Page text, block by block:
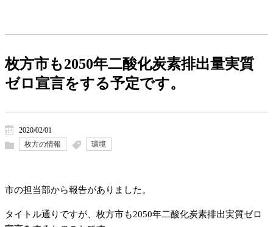
枚方市も2050年二酸化炭素排出量実質
ゼロ宣言をする予定です。
2020/02/01
枚方の情報
環境
市の担当部から報告がありました。
タイトル通りですが、枚方市も2050年二酸化炭素排出実質ゼロ